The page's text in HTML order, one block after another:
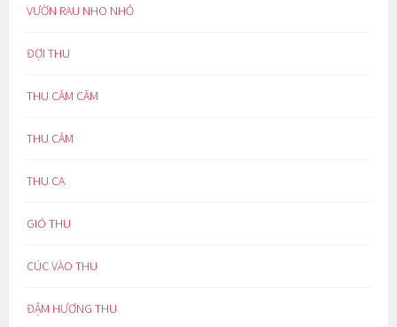
VƯỜN RAU NHO NHỎ
ĐỢI THU
THU CĂM CĂM
THU CẢM
THU CA
GIÓ THU
CÚC VÀO THU
ĐẬM HƯƠNG THU